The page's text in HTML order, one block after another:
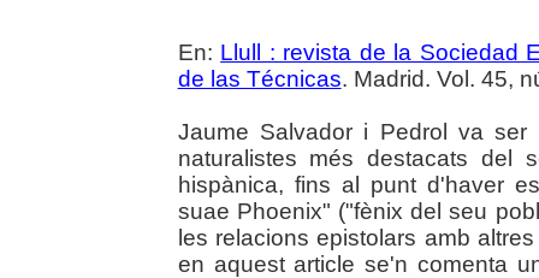
En: Llull : revista de la Sociedad
de las Técnicas. Madrid. Vol. 45,
Jaume Salvador i Pedrol va
naturalistes més destacats del
hispànica, fins al punt d'haver
suae Phoenix" ("fènix del seu
les relacions epistolars amb
en aquest article se'n comenta